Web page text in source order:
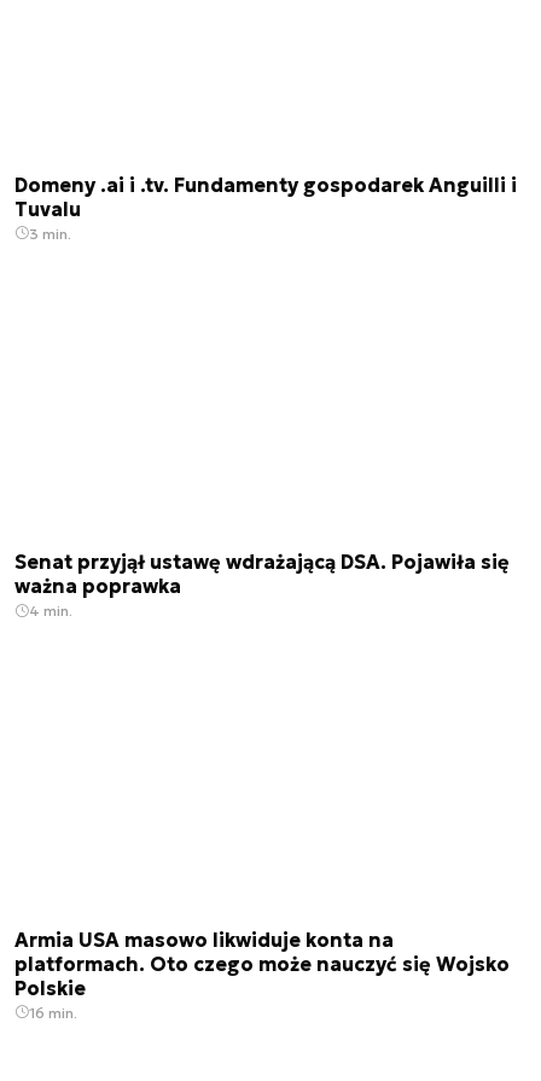
Domeny .ai i .tv. Fundamenty gospodarek Anguilli i
Tuvalu
3 min.
Senat przyjął ustawę wdrażającą DSA. Pojawiła się
ważna poprawka
4 min.
Armia USA masowo likwiduje konta na
platformach. Oto czego może nauczyć się Wojsko
Polskie
16 min.